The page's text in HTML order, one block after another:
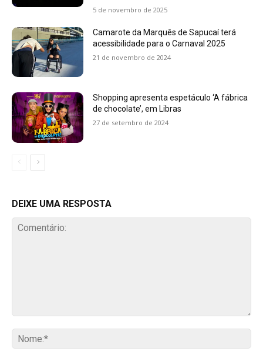
5 de novembro de 2025
Camarote da Marquês de Sapucaí terá
acessibilidade para o Carnaval 2025
21 de novembro de 2024
Shopping apresenta espetáculo ‘A fábrica
de chocolate’, em Libras
27 de setembro de 2024
DEIXE UMA RESPOSTA